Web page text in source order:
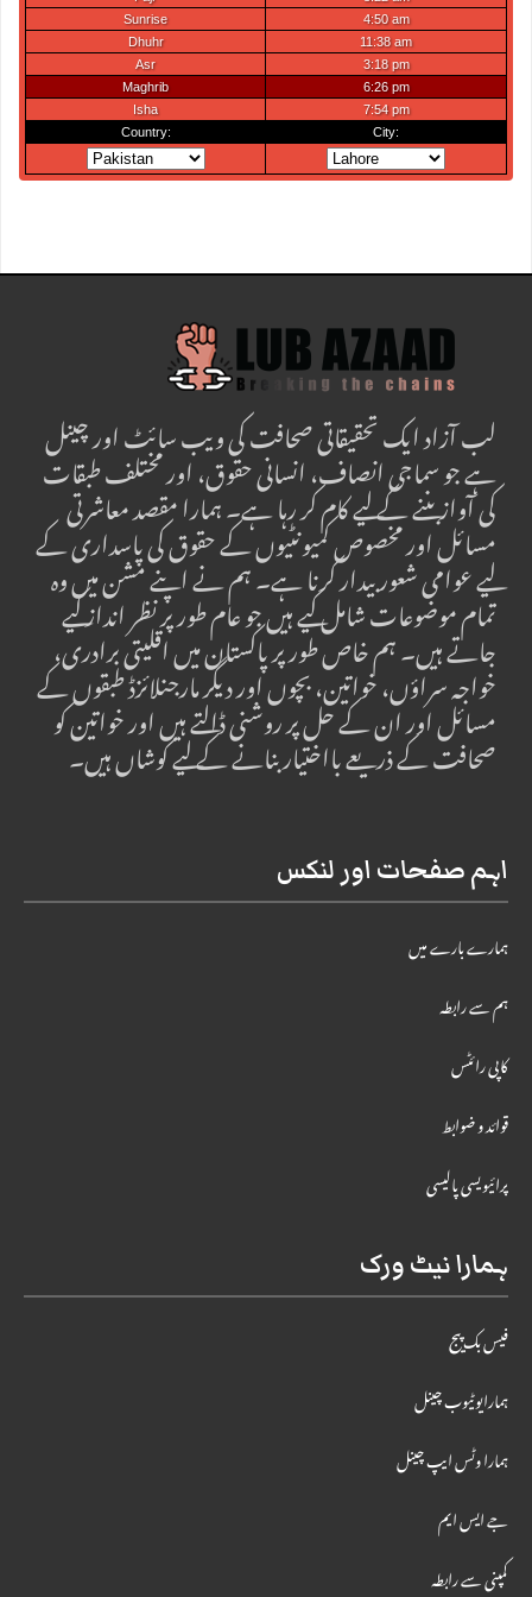
لب آزاد ایک تحقیقاتی صحافت کی ویب سائٹ اور چینل
ہے جو سماجی انصاف، انسانی حقوق، اور مختلف طبقات
کی آواز بننے کے لیے کام کر رہا ہے۔ ہمارا مقصد معاشرتی
مسائل اور مخصوص کمیونٹیوں کے حقوق کی پاسداری کے
لیے عوامی شعور بیدار کرنا ہے۔ ہم نے اپنے مشن میں وہ
تمام موضوعات شامل کیے ہیں جو عام طور پر نظر انداز کیے
جاتے ہیں۔ ہم خاص طور پر پاکستان میں اقلیتی برادری،
خواجہ سراؤں، خواتین، بچوں اور دیگر مارجنلائزڈ طبقوں کے
مسائل اور ان کے حل پر روشنی ڈالتے ہیں اور خواتین کو
صحافت کے ذریعے بااختیار بنانے کے لیے کوشاں ہیں۔
اہم صفحات اور لنکس
ہمارے بارے میں
ہم سے رابطہ
کاپی رائٹس
قوائد و ضوابط
پرائیویسی پالیسی
ہمارا نیٹ ورک
فیس بک پیج
ہمارایوٹیوب چینل
ہمارا وٹس ایپ چینل
جے ایس ایم
کمپنی سے رابطہ